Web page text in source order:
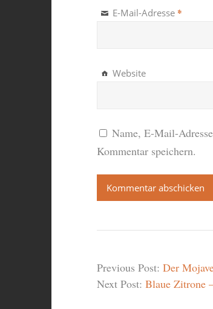
E-Mail-Adresse *
Website
Name, E-Mail-
Kommentar speichern.
Previous Post: Der
Next Post: Blaue Zitrone